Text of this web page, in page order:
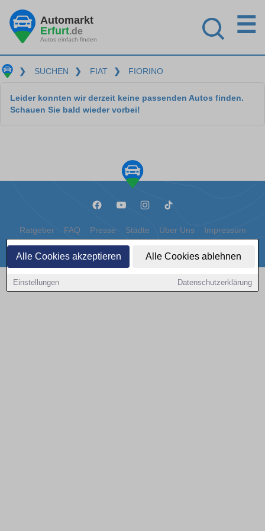
Alle Cookies akzeptieren Alle Cookies ablehnen
Einstellungen Datenschutzerklärung
Automarkt
Erfurt.de
Autos einfach finden
☰
❯ SUCHEN ❯ FIAT ❯ FIORINO
Leider konnten wir derzeit keine passenden Autos finden.
Schauen Sie bald wieder vorbei!
Ratgeber FAQ Presse Städte Über Uns Impressum
Datenschutz Cookies
Copyright © 2000 - 2026 | 1A Infosysteme GmbH | Content by: 1a-sites-autos